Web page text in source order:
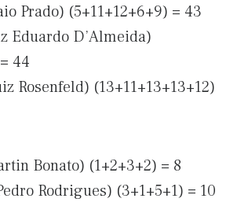
Prado) (5+11+12+6+9) = 43
Eduardo D’Almeida)
44
Rosenfeld) (13+11+13+13+12)
Bonato) (1+2+3+2) = 8
Rodrigues) (3+1+5+1) = 10